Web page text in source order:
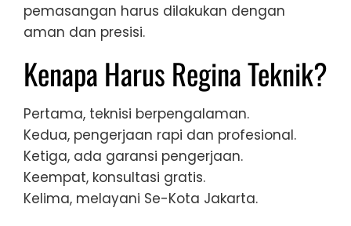
pemasangan harus dilakukan dengan
aman dan presisi.
Kenapa Harus Regina Teknik?
Pertama, teknisi berpengalaman.
Kedua, pengerjaan rapi dan profesional.
Ketiga, ada garansi pengerjaan.
Keempat, konsultasi gratis.
Kelima, melayani Se-Kota Jakarta.